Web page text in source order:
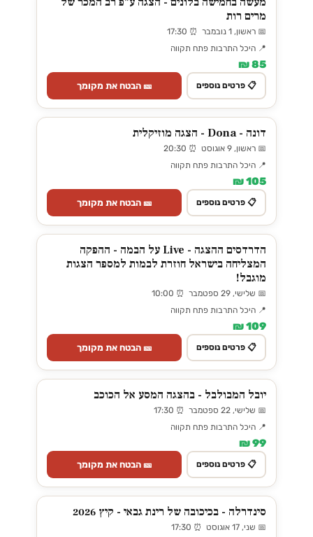
מרים רות
📅 ראשון, 1 נובמבר ⏰ 17:30
📍 היכל התרבות פתח תקווה
85 ₪
📋 פרטים נוספים 🎫 הבטח את מקומך
דונה - Dona - הצגה מוזיקלית
📅 ראשון, 9 אוגוסט ⏰ 20:30
📍 היכל התרבות פתח תקווה
105 ₪
📋 פרטים נוספים 🎫 הבטח את מקומך
הדרדסים ההצגה - Live על הבמה - ההפקה
המצליחה בישראל חוזרת לבמות למספר הצגות
מוגבל!
📅 שלישי, 29 ספטמבר ⏰ 10:00
📍 היכל התרבות פתח תקווה
109 ₪
📋 פרטים נוספים 🎫 הבטח את מקומך
יובל המבולבל - בהצגה המסע אל הכוכב
📅 שלישי, 22 ספטמבר ⏰ 17:30
📍 היכל התרבות פתח תקווה
99 ₪
📋 פרטים נוספים 🎫 הבטח את מקומך
סינדרלה - בכיכובה של רינת גבאי - קיץ 2026
📅 שני, 17 אוגוסט ⏰ 17:30